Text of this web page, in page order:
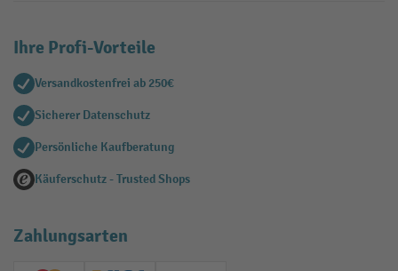
Ihre Profi-Vorteile
Versandkostenfrei ab 250€
Sicherer Datenschutz
Persönliche Kaufberatung
Käuferschutz - Trusted Shops
Zahlungsarten